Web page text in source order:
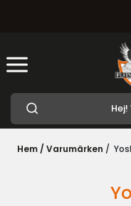
Hem / Varumärken /